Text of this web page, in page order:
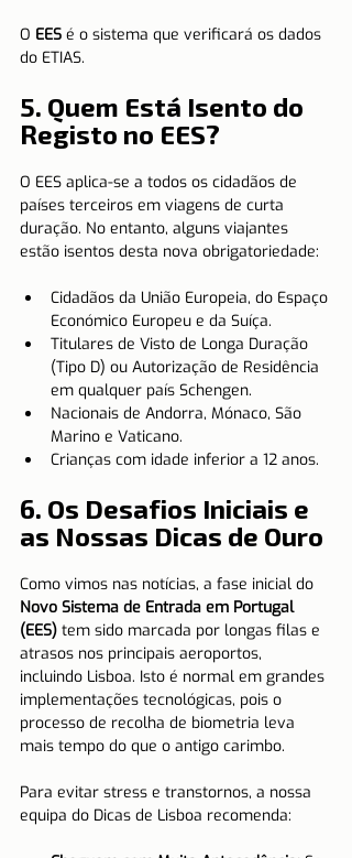
O EES é o sistema que verificará os dados
do ETIAS.
5. Quem Está Isento do
Registo no EES?
O EES aplica-se a todos os cidadãos de
países terceiros em viagens de curta
duração. No entanto, alguns viajantes
estão isentos desta nova obrigatoriedade:
Cidadãos da União Europeia, do Espaço
Económico Europeu e da Suíça.
Titulares de Visto de Longa Duração
(Tipo D) ou Autorização de Residência
em qualquer país Schengen.
Nacionais de Andorra, Mónaco, São
Marino e Vaticano.
Crianças com idade inferior a 12 anos.
6. Os Desafios Iniciais e
as Nossas Dicas de Ouro
Como vimos nas notícias, a fase inicial do
Novo Sistema de Entrada em Portugal
(EES) tem sido marcada por longas filas e
atrasos nos principais aeroportos,
incluindo Lisboa. Isto é normal em grandes
implementações tecnológicas, pois o
processo de recolha de biometria leva
mais tempo do que o antigo carimbo.
Para evitar stress e transtornos, a nossa
equipa do Dicas de Lisboa recomenda: